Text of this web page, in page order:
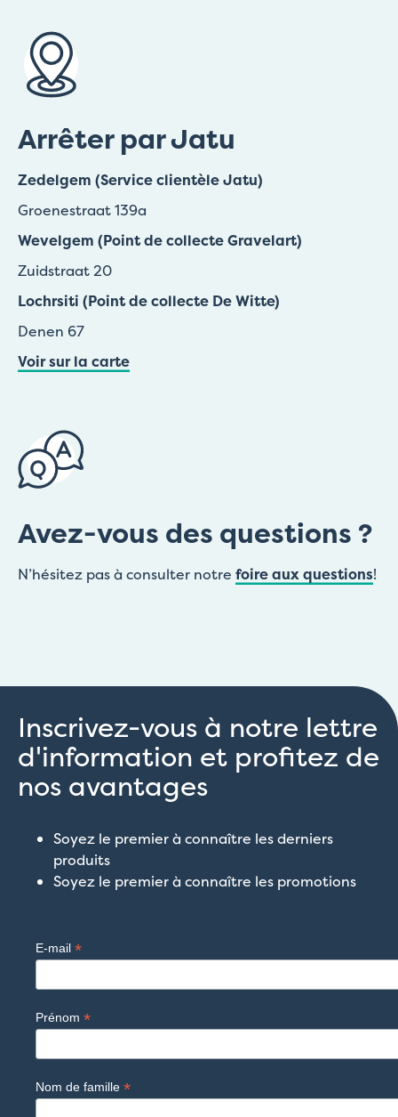
Arrêter par Jatu
Zedelgem (Service clientèle Jatu)
Groenestraat 139a
Wevelgem (Point de collecte Gravelart)
Zuidstraat 20
Lochrsiti (Point de collecte De Witte)
Denen 67
Voir sur la carte
Avez-vous des questions ?
N’hésitez pas à consulter notre foire aux questions!
Inscrivez-vous à notre lettre
d'information et profitez de
nos avantages
Soyez le premier à connaître les derniers
produits
Soyez le premier à connaître les promotions
E-mail *
Prénom *
Nom de famille *